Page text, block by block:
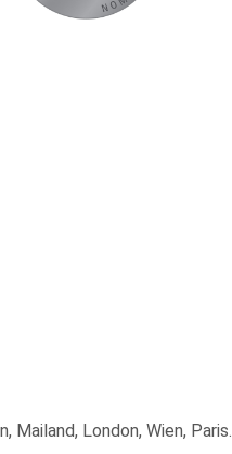
London, Wien, Paris.